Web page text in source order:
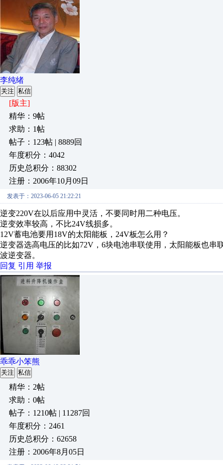
李纯绪
关注 私信
[版主]
精华：9帖
求助：1帖
帖子：123帖 | 8889回
年度积分：4042
历史总积分：88302
注册：2006年10月09日
发表于：2023-06-05 21:22:21
逆变220V在以后应用中灵活，不要同时用二种电压。
逆变效率较高，不比24V线损多。
12V蓄电池要用18V的太阳能板，24V板怎么用？
逆变器选高电压的比如72V，6块电池串联使用，太阳能板也
波逆变器。
回复 引用 举报
乖乖小笨熊
关注 私信
精华：2帖
求助：0帖
帖子：1210帖 | 11287回
年度积分：2461
历史总积分：62658
注册：2006年8月05日